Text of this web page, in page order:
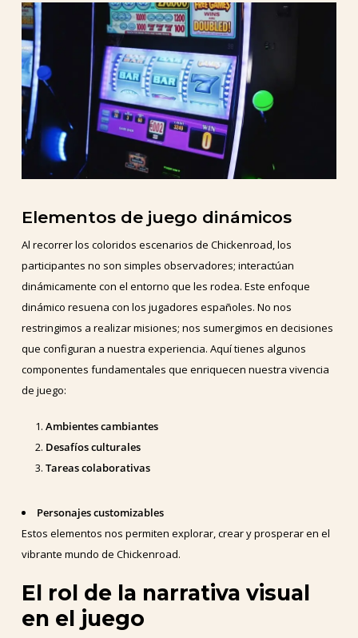
Elementos de juego dinámicos
Al recorrer los coloridos escenarios de Chickenroad, los
participantes no son simples observadores; interactúan
dinámicamente con el entorno que les rodea. Este enfoque
dinámico resuena con los jugadores españoles. No nos
restringimos a realizar misiones; nos sumergimos en decisiones
que configuran a nuestra experiencia. Aquí tienes algunos
componentes fundamentales que enriquecen nuestra vivencia
de juego:
Ambientes cambiantes
Desafíos culturales
Tareas colaborativas
Personajes customizables
Estos elementos nos permiten explorar, crear y prosperar en el
vibrante mundo de Chickenroad.
El rol de la narrativa visual
en el juego